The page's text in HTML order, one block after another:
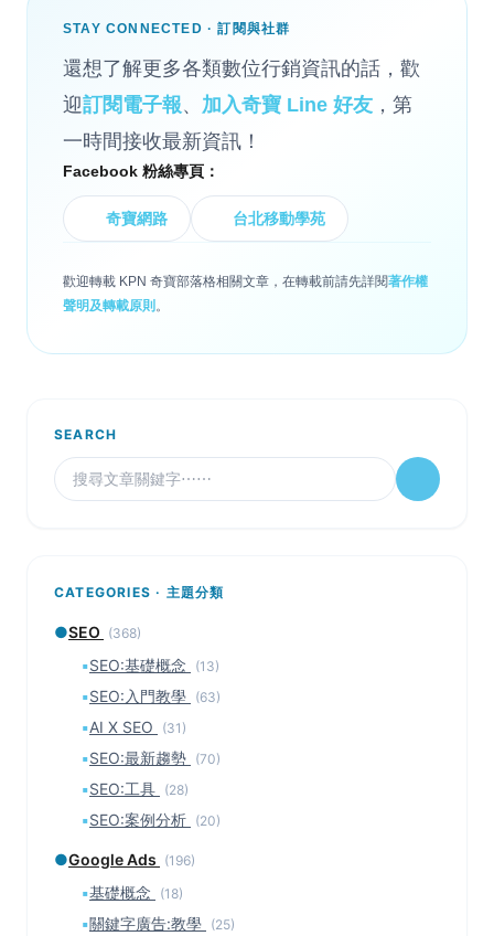
STAY CONNECTED · 訂閱與社群
還想了解更多各類數位行銷資訊的話，歡
迎訂閱電子報、 加入奇寶 Line 好友 ，第
一時間接收最新資訊！
Facebook 粉絲專頁：
奇寶網路 台北移動學苑
歡迎轉載 KPN 奇寶部落格相關文章，在轉載前請先詳閱著作權
聲明及轉載原則 。
SEARCH
CATEGORIES · 主題分類
●SEO (368)
▪SEO:基礎概念 (13)
▪SEO:入門教學 (63)
▪AI X SEO (31)
▪SEO:最新趨勢 (70)
▪SEO:工具 (28)
▪SEO:案例分析 (20)
●Google Ads (196)
▪基礎概念 (18)
▪關鍵字廣告:教學 (25)